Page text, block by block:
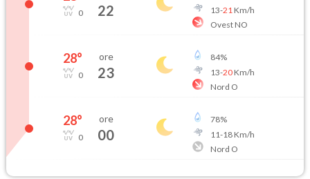
0 22
13-21 Km/h
Ovest NO
28°
0
ore
23
84%
13-20Km/h
Nord O
28°
0
ore
00
78%
11-18Km/h
Nord O